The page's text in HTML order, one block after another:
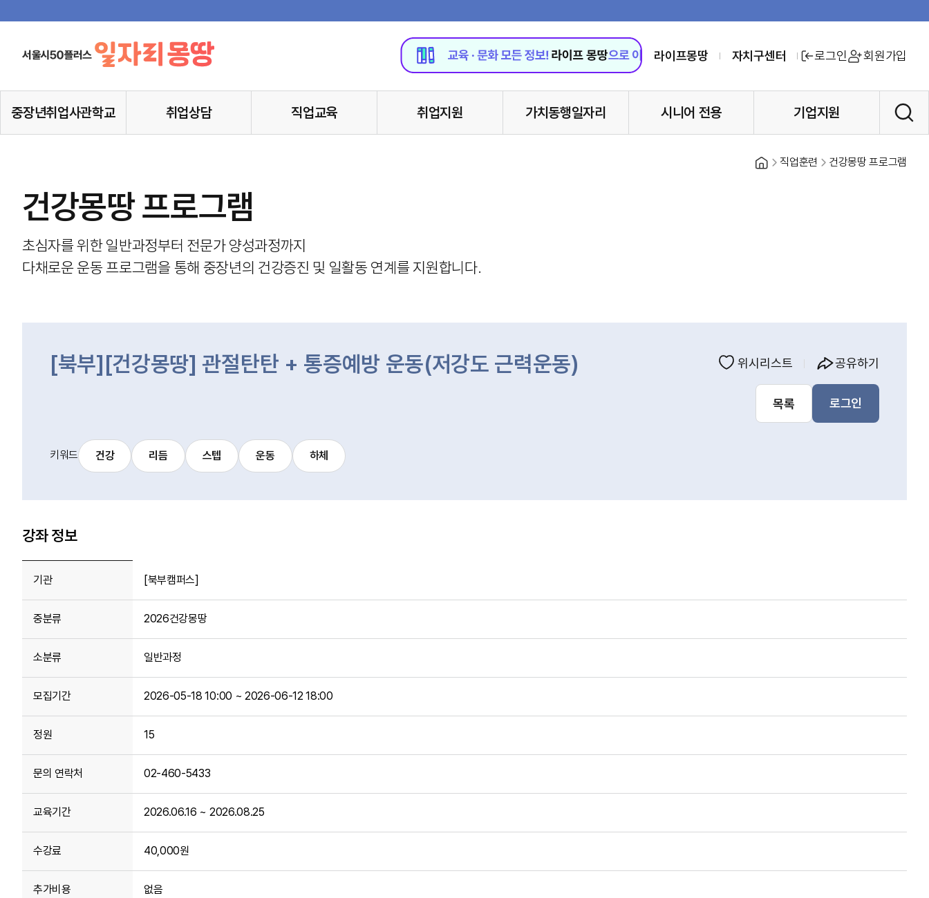
라이프몽땅 자치구센터 로그인 회원가입
중장년취업사관학교 취업상담 직업교육 취업지원 가치동행일자리 시니어 전용 기업지원
홈 직업훈련 건강몽땅 프로그램
건강몽땅 프로그램
초심자를 위한 일반과정부터 전문가 양성과정까지
다채로운 운동 프로그램을 통해 중장년의 건강증진 및 일활동 연계를 지원합니다.
[북부][건강몽땅] 관절탄탄 + 통증예방 운동(저강도 근력운동)
키워드 건강 리듬 스텝 운동 하체
위시리스트 공유하기
목록 로그인
강좌 정보
기관 [북부캠퍼스]
중분류 2026건강몽땅
소분류 일반과정
모집기간 2026-05-18 10:00 ~ 2026-06-12 18:00
정원 15
문의 연락처 02-460-5433
교육기간 2026.06.16 ~ 2026.08.25
수강료 40,000원
추가비용 없음